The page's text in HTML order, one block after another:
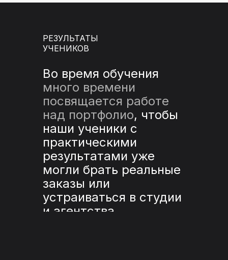
РЕЗУЛЬТАТЫ
УЧЕНИКОВ
Во время обучения
много времени
посвящается работе
над портфолио, чтобы
наши ученики с
практическими
результатами уже
могли брать реальные
заказы или
устраиваться в студии
и агентства.